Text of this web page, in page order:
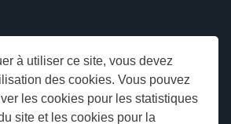
à utiliser ce site, vous devez
des cookies. Vous pouvez
les cookies pour les statistiques
site et les cookies pour la